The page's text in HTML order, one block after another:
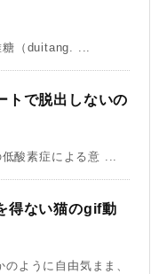
（duitang. ...
トで脱出しないの
酸素症による意 ...
得ない猫のgif動
ように自由気まま、